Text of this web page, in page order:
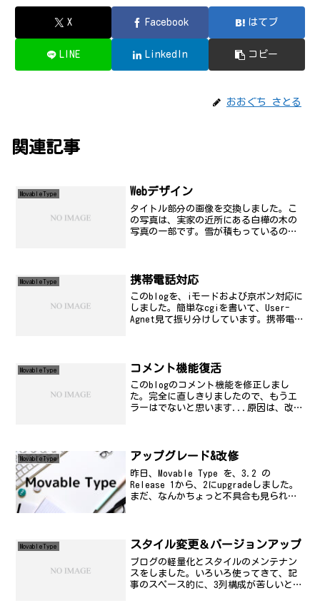
X Facebook はてブ
LINE LinkedIn コピー
おおぐち さとる
関連記事
MovableType Webデザイン
タイトル部分の画像を交換しました。こ
の写真は、実家の近所にある白樺の木の
写真の一部です。雪が積もっているのが
MovableType 携帯電話対応
このblogを、iモードおよび京ポン対応に
しました。簡単なcgiを書いて、User-
Agnet見て振り分けしています。携帯電話
MovableType コメント機能復活
このblogのコメント機能を修正しまし
た。完全に直しきりましたので、もうエ
ラーはでないと思います...原因は、改造
したので、も...
MovableType アップグレード&改修
昨日、Movable Type を、3.2 の
Release 1から、2にupgradeしました。
まだ、なんかちょっと不具合も見られる
MovableType スタイル変更＆バージョンアップ
ブログの軽量化とスタイルのメンテナン
スをしました。いろいろ使ってきて、記
事のスペース的に、3列構成が苦しいとい